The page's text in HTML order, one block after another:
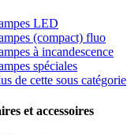
LED
(compact) fluo
à incandescence
spéciales
de cette sous catégorie
et accessoires